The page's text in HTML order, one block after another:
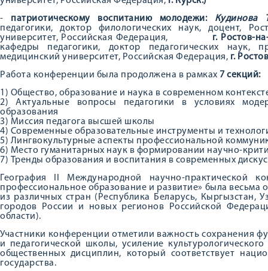
- патриотическому воспитанию молодежи: Кудинова
педагогики, доктор филологических наук, доцент,
университет, Российская Федерация, г. Ростов-
кафедры педагогики, доктор педагогических наук,
медицинский университет, Российская Федерация, г.
Работа конференции была продолжена в рамках 7 секций:
1) Общество, образование и наука в современном
2) Актуальные вопросы педагогики в условиях
образования
3) Миссия педагога высшей школы
4) Современные образовательные инструменты и
5) Лингвокультурные аспекты профессиональной
6) Место гуманитарных наук в формировании научно-
7) Тренды образования и воспитания в современных
География II Международной научно-практической
профессиональное образование и развитие» была весьма
из различных стран (Республика Беларусь, Кыргызстан,
городов России и новых регионов Российской
области).
Участники конференции отметили важность сохранения
и педагогической школы, усиление
общественных дисциплин, который соответствует
государства.